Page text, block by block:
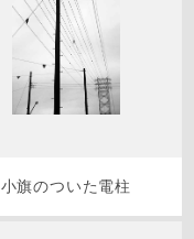
小旗のついた電柱